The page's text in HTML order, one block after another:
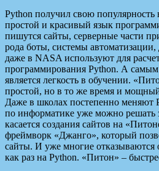
Python получил свою популярность
простой и красивый язык
пишутся сайты, серверные части
рода боты, системы автоматизации,
даже в NASA используют для
программирования Python. А
является легкость в обучении.
простой, но в то же время и
Даже в школах постепенно меняют
по информатике уже можно решать
касается создания сайтов на
фреймворк «Джанго», который
сайты. И уже многие отказываются
как раз на Python. «Питон» –